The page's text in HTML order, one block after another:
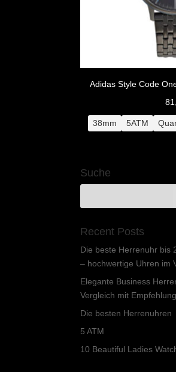
Adidas Style Code
38mm 5ATM
Suche
Recent Posts
Die beste Herrenuhr bis
– hochwertige Uhren im
Elegante Business
Vergleich mit Empfehlung
Die besten Herrenuhren
5 ATM
10 Beautiful Ladies